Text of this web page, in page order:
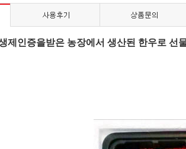
제인증을받은 농장에서 생산된 한우로 선